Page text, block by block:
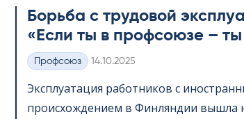
Борьба с трудовой
«Если ты в профсоюзе –
Категории
Профсоюз Kirjoitettu
14.10.2025
Эксплуатация работников с
происхождением в Финляндии вышла